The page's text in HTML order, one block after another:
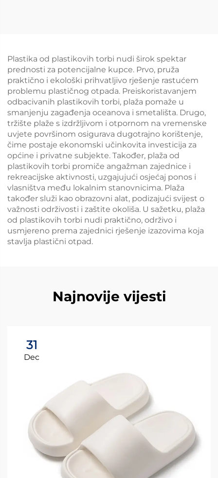
Plastika od plastikovih torbi nudi širok spektar
prednosti za potencijalne kupce. Prvo, pruža
praktično i ekološki prihvatljivo rješenje rastućem
problemu plastičnog otpada. Preiskoristavanjem
odbacivanih plastikovih torbi, plaža pomaže u
smanjenju zagađenja oceanova i smetališta. Drugo,
tržište plaže s izdržljivom i otpornom na vremenske
uvjete površinom osigurava dugotrajno korištenje,
čime postaje ekonomski učinkovita investicija za
općine i privatne subjekte. Također, plaža od
plastikovih torbi promiče angažman zajednice i
rekreacijske aktivnosti, uzgajujući osjećaj ponos i
vlasništva među lokalnim stanovnicima. Plaža
također služi kao obrazovni alat, podizajući svijest o
važnosti održivosti i zaštite okoliša. U sažetku, plaža
od plastikovih torbi nudi praktično, održivo i
usmjereno prema zajednici rješenje izazovima koja
stavlja plastični otpad.
Najnovije vijesti
31
Dec